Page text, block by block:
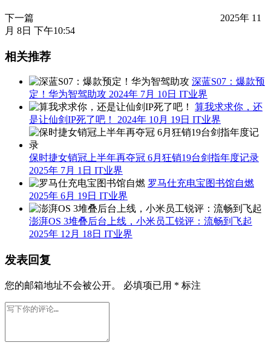
下一篇
2025年 11
月 8日 下午10:54
相关推荐
深蓝S07：爆款预
定！华为智驾助攻 2024年 7月 10日 IT业界
算我求求你，还
是让仙剑IP死了吧！ 2024年 10月 19日 IT业界
保时捷女销冠上半年再夺冠 6月狂销19台剑指年度记录
2025年 7月 1日 IT业界
罗马仕充电宝图书馆自燃
2025年 6月 19日 IT业界
澎湃OS 3堆叠后台上线，小米员工锐评：流畅到飞起
2025年 12月 18日 IT业界
发表回复
您的邮箱地址不会被公开。 必填项已用 * 标注